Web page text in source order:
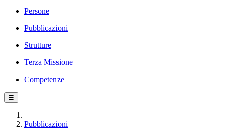
Persone
Pubblicazioni
Strutture
Terza Missione
Competenze
☰
Pubblicazioni